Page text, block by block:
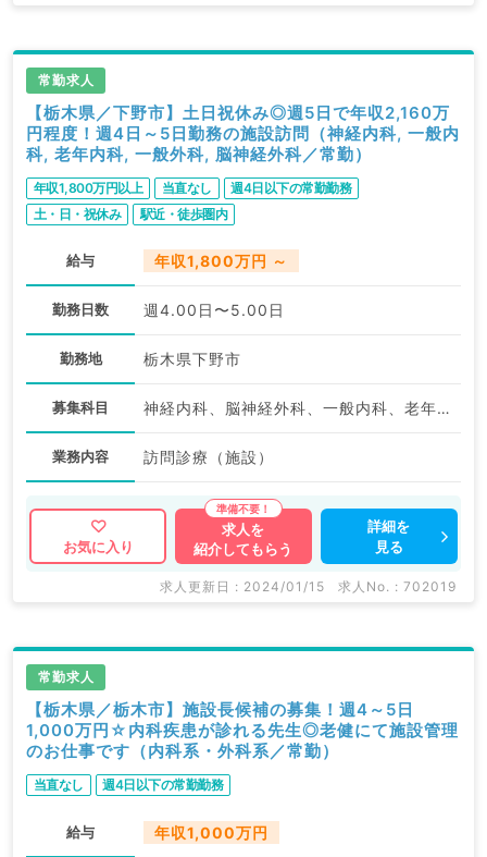
常勤求人
【栃木県／下野市】土日祝休み◎週5日で年収2,160万
円程度！週4日～5日勤務の施設訪問（神経内科, 一般内
科, 老年内科, 一般外科, 脳神経外科／常勤）
年収1,800万円以上 当直なし
週4日以下の常勤勤務
土・日・祝休み
駅近・徒歩圏内
給与 年収1,800万円 ～
勤務日数 週4.00日〜5.00日
勤務地 栃木県下野市
募集科目 神経内科、脳神経外科、一般内科、老年内科、外科系全般、一般外科
業務内容 訪問診療（施設）
お気に入り
求人を
紹介してもらう
詳細を
見る
求人更新日 : 2024/01/15 求人No. : 702019
常勤求人
【栃木県／栃木市】施設長候補の募集！週4～5日
1,000万円☆内科疾患が診れる先生◎老健にて施設管理
のお仕事です（内科系・外科系／常勤）
当直なし 週4日以下の常勤勤務
給与 年収1,000万円